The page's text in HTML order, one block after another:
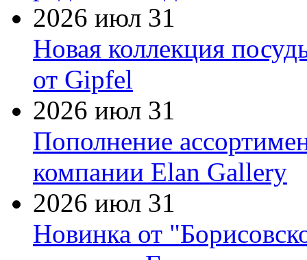
2026 июл 31
Новая коллекция
от Gipfel
2026 июл 31
Пополнение
компании Elan Gallery
2026 июл 31
Новинка от